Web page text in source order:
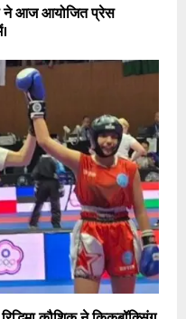
ने आज आयोजित प्रेस